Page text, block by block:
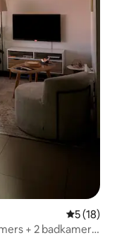
5 (18)
+ 2 badkamers